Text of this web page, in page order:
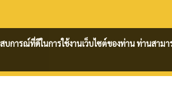
การณ์ที่ดีในการใช้งานเว็บไซต์ของท่าน ท่านสามา